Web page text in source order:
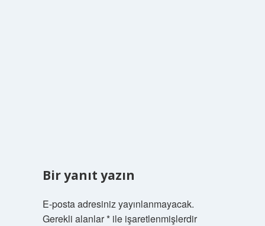
Bir yanıt yazın
E-posta adresiniz yayınlanmayacak.
Gerekli alanlar*ile işaretlenmişlerdir